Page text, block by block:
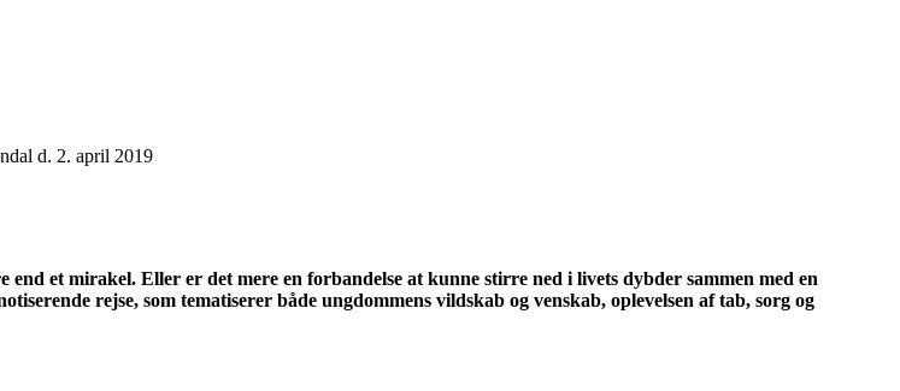
d. 2. april 2019
et mirakel. Eller er det mere en forbandelse at kunne stirre ned i livets dybder sammen med en
rejse, som tematiserer både ungdommens vildskab og venskab, oplevelsen af tab, sorg og